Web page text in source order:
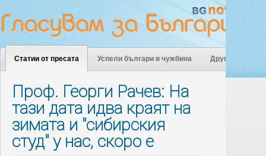
Статии от пресата Успели българи в чужбина Други
Проф. Георги Рачев: На
тази дата идва краят на
зимата и "сибирския
студ" у нас, скоро е